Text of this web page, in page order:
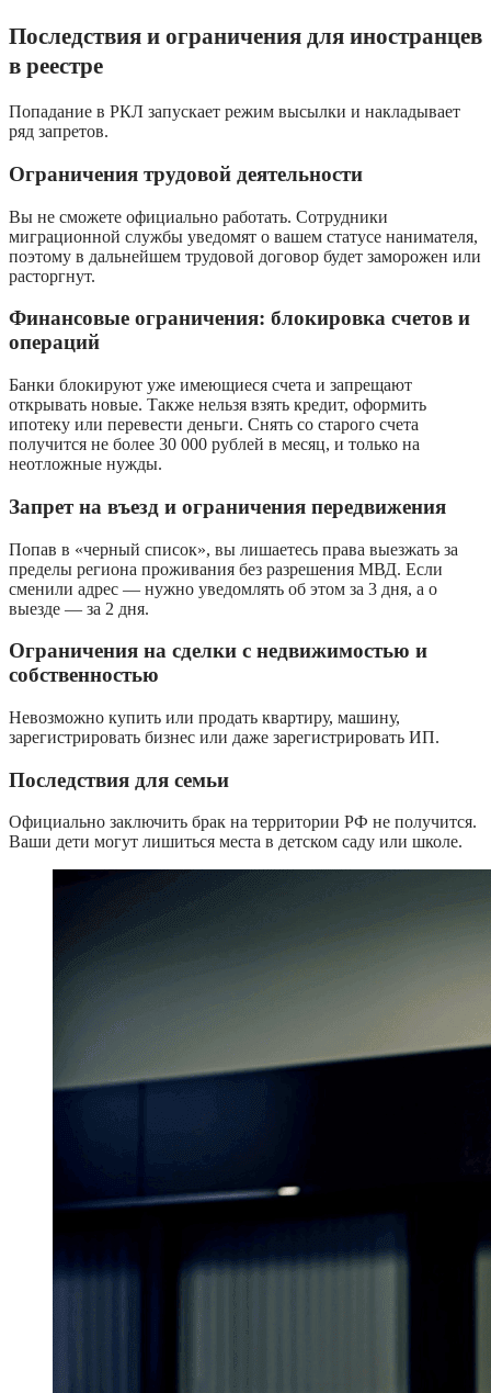
Последствия и ограничения для иностранцев
в реестре
Попадание в РКЛ запускает режим высылки и накладывает
ряд запретов.
Ограничения трудовой деятельности
Вы не сможете официально работать. Сотрудники
миграционной службы уведомят о вашем статусе нанимателя,
поэтому в дальнейшем трудовой договор будет заморожен или
расторгнут.
Финансовые ограничения: блокировка счетов и
операций
Банки блокируют уже имеющиеся счета и запрещают
открывать новые. Также нельзя взять кредит, оформить
ипотеку или перевести деньги. Снять со старого счета
получится не более 30 000 рублей в месяц, и только на
неотложные нужды.
Запрет на въезд и ограничения передвижения
Попав в «черный список», вы лишаетесь права выезжать за
пределы региона проживания без разрешения МВД. Если
сменили адрес — нужно уведомлять об этом за 3 дня, а о
выезде — за 2 дня.
Ограничения на сделки с недвижимостью и
собственностью
Невозможно купить или продать квартиру, машину,
зарегистрировать бизнес или даже зарегистрировать ИП.
Последствия для семьи
Официально заключить брак на территории РФ не получится.
Ваши дети могут лишиться места в детском саду или школе.